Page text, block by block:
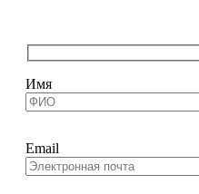
Имя
Email